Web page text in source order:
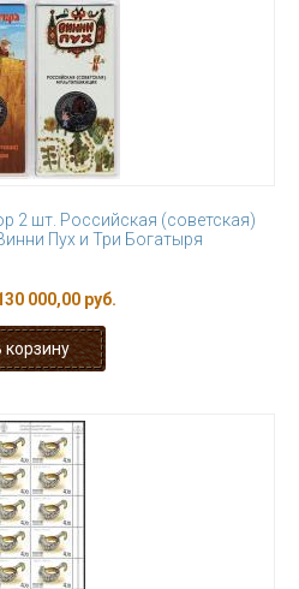
2 шт. Российская (советская)
Пух и Три Богатыря
000,00 руб.